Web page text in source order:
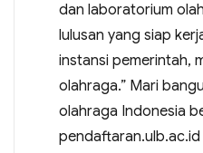
dan laboratorium
lulusan yang siap
instansi pemerintah,
olahraga.” Mari
olahraga Indonesia
pendaftaran.ulb.ac.id